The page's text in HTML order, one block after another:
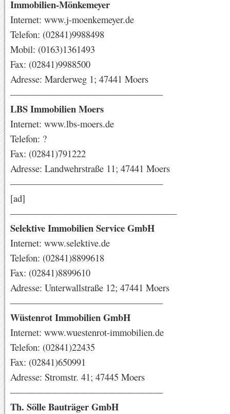
Immobilien-Mönkemeyer
Internet: www.j-moenkemeyer.de
Telefon: (02841)9988498
Mobil: (0163)1361493
Fax: (02841)9988500
Adresse: Marderweg 1; 47441 Moers
————————————————–
LBS Immobilien Moers
Internet: www.lbs-moers.de
Telefon: ?
Fax: (02841)791222
Adresse: Landwehrstraße 11; 47441 Moers
————————————————–
[ad]
——————————————————
Selektive Immobilien Service GmbH
Internet: www.selektive.de
Telefon: (02841)8899618
Fax: (02841)8899610
Adresse: Unterwallstraße 12; 47441 Moers
————————————————–
Wüstenrot Immobilien GmbH
Internet: www.wuestenrot-immobilien.de
Telefon: (02841)22435
Fax: (02841)650991
Adresse: Stromstr. 41; 47445 Moers
————————————————–
Th. Sölle Bauträger GmbH